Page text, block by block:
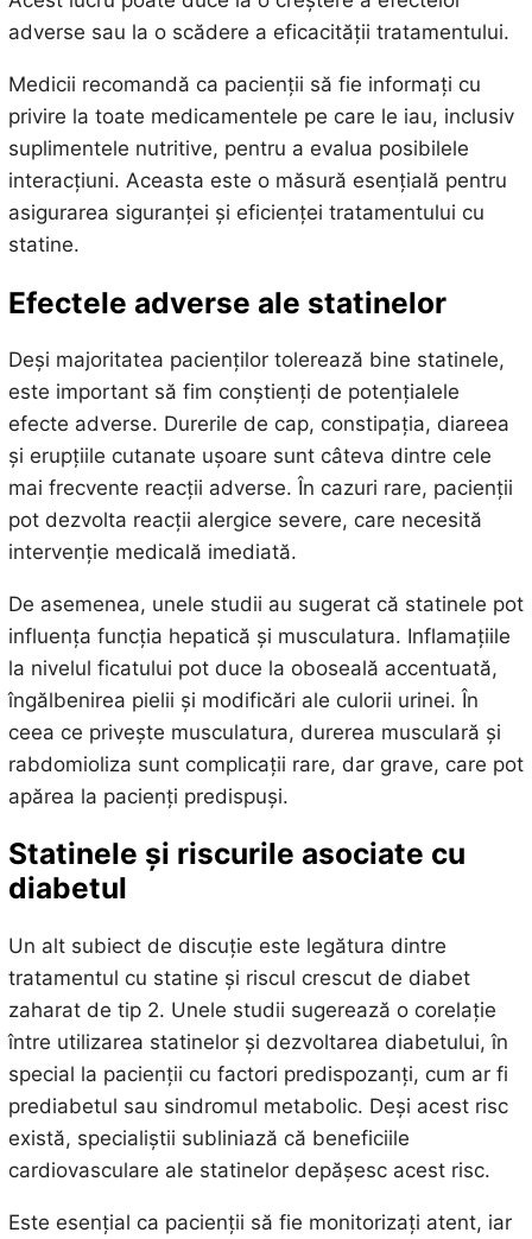
adverse sau la o scădere a eficacității tratamentului.
Medicii recomandă ca pacienții să fie informați cu
privire la toate medicamentele pe care le iau, inclusiv
suplimentele nutritive, pentru a evalua posibilele
interacțiuni. Aceasta este o măsură esențială pentru
asigurarea siguranței și eficienței tratamentului cu
statine.
Efectele adverse ale statinelor
Deși majoritatea pacienților tolerează bine statinele,
este important să fim conștienți de potențialele
efecte adverse. Durerile de cap, constipația, diareea
și erupțiile cutanate ușoare sunt câteva dintre cele
mai frecvente reacții adverse. În cazuri rare, pacienții
pot dezvolta reacții alergice severe, care necesită
intervenție medicală imediată.
De asemenea, unele studii au sugerat că statinele pot
influența funcția hepatică și musculatura. Inflamațiile
la nivelul ficatului pot duce la oboseală accentuată,
îngălbenirea pielii și modificări ale culorii urinei. În
ceea ce privește musculatura, durerea musculară și
rabdomioliza sunt complicații rare, dar grave, care pot
apărea la pacienți predispuși.
Statinele și riscurile asociate cu
diabetul
Un alt subiect de discuție este legătura dintre
tratamentul cu statine și riscul crescut de diabet
zaharat de tip 2. Unele studii sugerează o corelație
între utilizarea statinelor și dezvoltarea diabetului, în
special la pacienții cu factori predispozanți, cum ar fi
prediabetul sau sindromul metabolic. Deși acest risc
există, specialiștii subliniază că beneficiile
cardiovasculare ale statinelor depășesc acest risc.
Este esențial ca pacienții să fie monitorizați atent, iar